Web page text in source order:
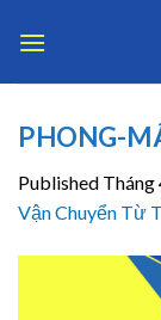
PHONG-
Published Tháng
Vận Chuyển Từ